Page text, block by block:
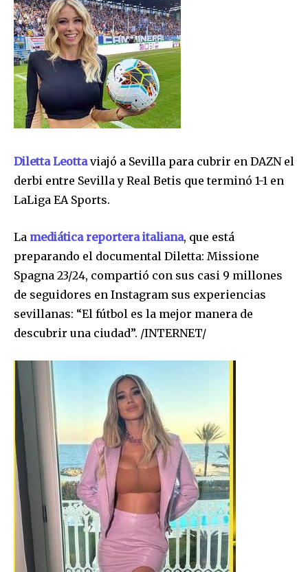
Join our community of
SUBSCRIBERS and be part of the
conversation.
To subscribe, simply enter your email address on our website
or click the subscribe button below. Don't worry, we respect
your privacy and won't spam your inbox. Your information is
safe with us.
Diletta Leottaviajó a Sevilla para cubrir en DAZN el
derbi entre Sevilla y Real Betis que terminó 1-1 en
LaLiga EA Sports.
La mediática reportera italiana, que está
preparando el documental Diletta: Missione
Spagna 23/24, compartió con sus casi 9 millones
de seguidores en Instagram sus experiencias
sevillanas: “El fútbol es la mejor manera de
descubrir una ciudad”. /INTERNET/